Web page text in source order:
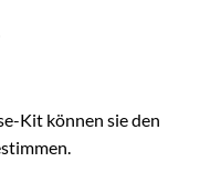
Kit können sie den